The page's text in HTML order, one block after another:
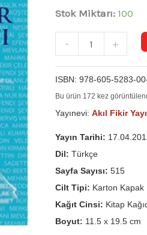
Stok Miktarı: 100
- +
ISBN: 978-605-5283-
Bu ürün 172 kez
Yayınevi: Akıl Fikir
Yayın Tarihi:
Dil: Türkçe
Sayfa Sayısı: 515
Cilt Tipi: Karton Kapak
Kağıt Cinsi: Kitap
Boyut: 11.5 x 19.5 cm